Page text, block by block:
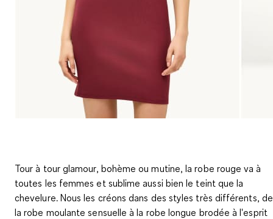
Tour à tour glamour, bohème ou mutine, la robe rouge va à
toutes les femmes et sublime aussi bien le teint que la
chevelure. Nous les créons dans des styles très différents, de
la robe moulante sensuelle à la robe longue brodée à l'esprit